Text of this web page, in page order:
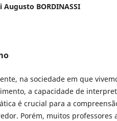
Augusto BORDINASSI
na sociedade em que
a capacidade de
é crucial para a
Porém, muitos